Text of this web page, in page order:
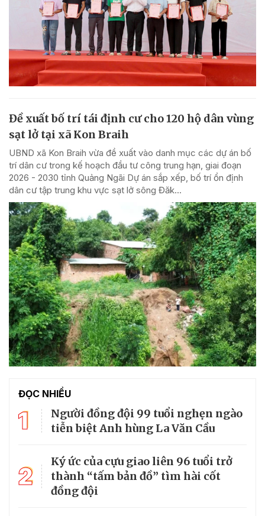
Đề xuất bố trí tái định cư cho 120 hộ dân vùng
sạt lở tại xã Kon Braih
UBND xã Kon Braih vừa đề xuất vào danh mục các dự án bố
trí dân cư trong kế hoạch đầu tư công trung hạn, giai đoạn
2026 - 2030 tỉnh Quảng Ngãi Dự án sắp xếp, bố trí ổn định
dân cư tập trung khu vực sạt lở sông Đăk...
ĐỌC NHIỀU
1
Người đồng đội 99 tuổi nghẹn ngào
tiễn biệt Anh hùng La Văn Cầu
2
Ký ức của cựu giao liên 96 tuổi trở
thành “tấm bản đồ” tìm hài cốt
đồng đội